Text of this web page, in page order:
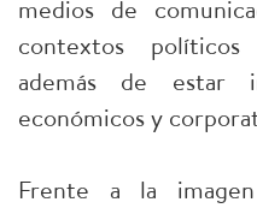
medios de
contextos
además de estar
económicos y
Frente a la